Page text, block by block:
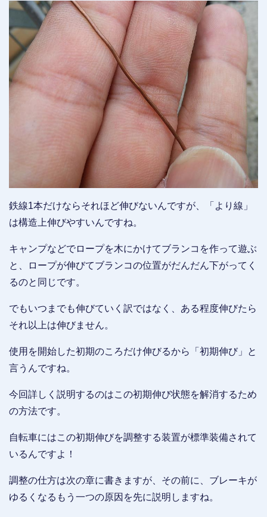
鉄線1本だけならそれほど伸びないんですが、「より線」
は構造上伸びやすいんですね。
キャンプなどでロープを木にかけてブランコを作って遊ぶ
と、ロープが伸びてブランコの位置がだんだん下がってく
るのと同じです。
でもいつまでも伸びていく訳ではなく、ある程度伸びたら
それ以上は伸びません。
使用を開始した初期のころだけ伸びるから「初期伸び」と
言うんですね。
今回詳しく説明するのはこの初期伸び状態を解消するため
の方法です。
自転車にはこの初期伸びを調整する装置が標準装備されて
いるんですよ！
調整の仕方は次の章に書きますが、その前に、ブレーキが
ゆるくなるもう一つの原因を先に説明しますね。